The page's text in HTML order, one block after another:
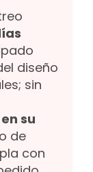
diseño
sin
su
de
con